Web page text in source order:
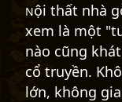
Nội thất nhà
xem là một
nào cũng
cổ truyền.
lớn, không